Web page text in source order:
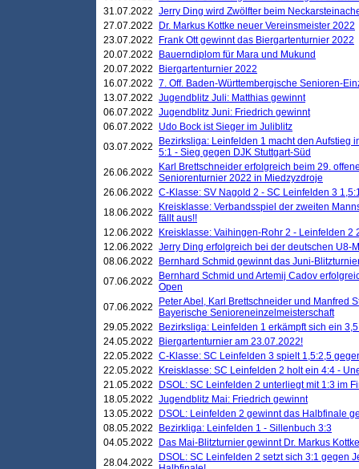
31.07.2022 Jerry Ding wird Zwölfter beim
27.07.2022
Dr. Markus Kottke neuer Vereinsmeister 2022
23.07.2022
Frank Ott gewinnt das Biergartenturnier 2022
20.07.2022
Bauerndiplom für Mara und Mukund
20.07.2022
Biergartenturnier 2022
16.07.2022 7. Off. Baden-Württembergische Senioren-
13.07.2022 Jugendblitz Juli: Matthias gewinnt
06.07.2022 Jugendblitz Juni: Friedrich gewinnt
06.07.2022
Udo Bock ist Sieger im Juliblitz
03.07.2022
Bezirksliga: Leinfelden 1 macht den Aufstieg
5:1 - Sieg gegen DJK Stuttgart-Süd
26.06.2022
Karl Brettschneider erfolgreich beim 29.
Seniorenturnier 2022 in Miedzyzdroje
26.06.2022 C-Klasse: SV Nagold 2 - SC Leinfelden 3
18.06.2022
Kreisklasse: Verbandsspiel der zweiten
fällt aus!!
12.06.2022
Kreisklasse: Vaihingen-Rohr 2 - Leinfelden 2
12.06.2022 Jerry Ding erfolgreich bei der deutschen U8-
08.06.2022
Bernhard Schmid gewinnt das Juni-
07.06.2022
Bernhard Schmid und Artemij Cadov
Open
07.06.2022
Peter Abel, Karl Brettschneider und Manfred
Bayerische Senioreneinzelmeisterschaft
29.05.2022
Bezirksliga: Leinfelden 1 erkämpft sich ein
24.05.2022
Biergartenturnier am 23.07.2022!
22.05.2022 C-Klasse: SC Leinfelden 3 spielt 1,5:2,5
22.05.2022
Kreisklasse: SC Leinfelden 2 holt ein 4:4 -
21.05.2022
DSOL: SC Leinfelden 2 unterliegt mit 1:3 im
18.05.2022 Jugendblitz Mai: Friedrich gewinnt
13.05.2022
DSOL: Leinfelden 2 gewinnt das Halbfinale
08.05.2022
Bezirkliga: Leinfelden 1 - Sillenbuch 3:3
04.05.2022
Das Mai-Blitzturnier gewinnt Dr. Markus
28.04.2022
DSOL: SC Leinfelden 2 setzt sich 3:1 gegen